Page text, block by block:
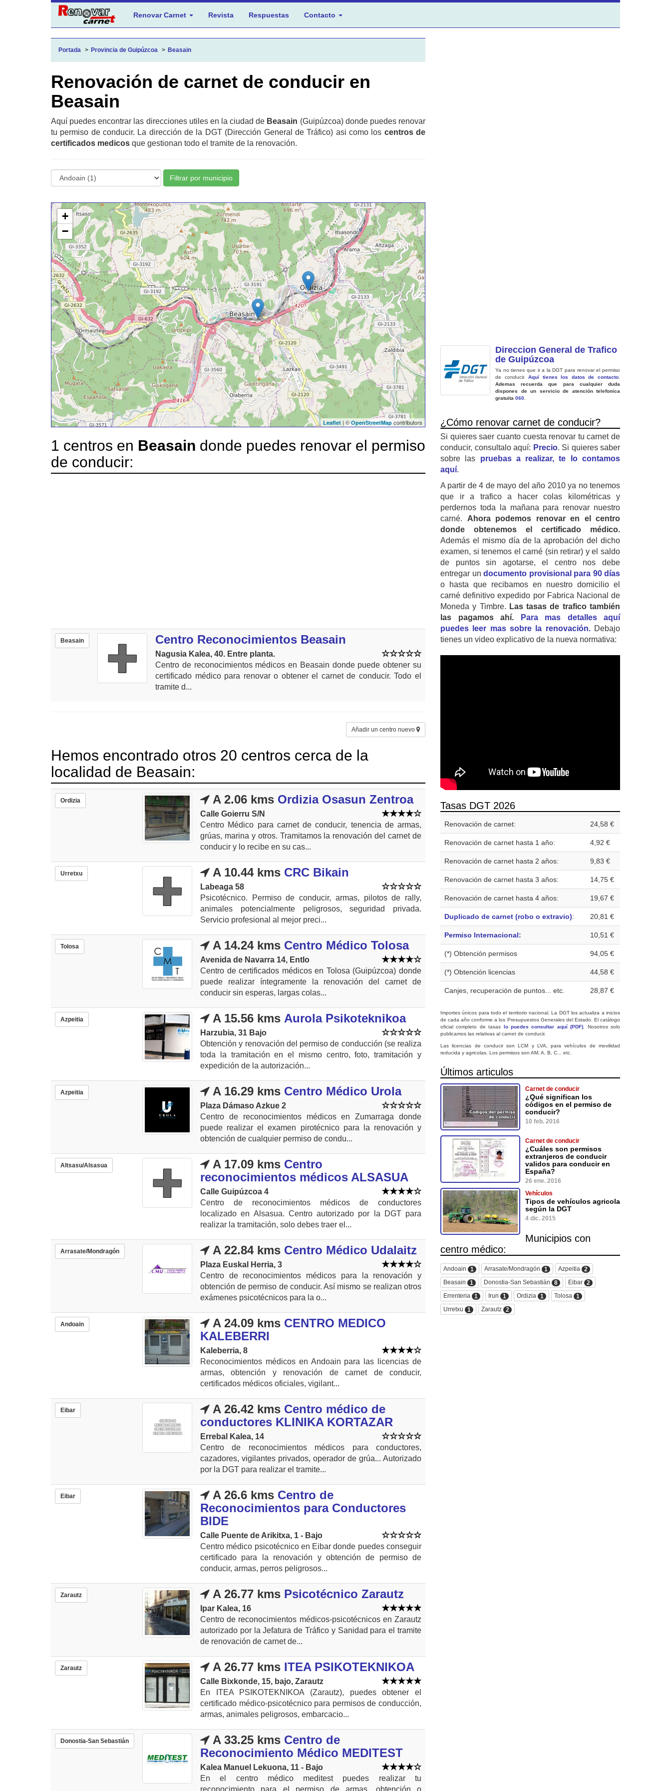
Renovar Carnet Revista Respuestas Contacto
Portada Provincia de Guipúzcoa Beasain
Renovación de carnet de conducir en
Beasain
Aquí puedes encontrar las direcciones utiles en la ciudad de Beasain (Guipúzcoa) donde puedes renovar
tu permiso de conducir. La dirección de la DGT (Dirección General de Tráfico) asi como los centros de
certificados medicos que gestionan todo el tramite de la renovación.
Filtrar por municipio
+
−
Leaflet | ©OpenStreetMap contributors
1 centros en Beasain donde puedes renovar el permiso
de conducir:
Beasain Centro Reconocimientos Beasain
Nagusia Kalea, 40. Entre planta.
Centro de reconocimientos médicos en Beasain donde puede obtener su
certificado médico para renovar o obtener el carnet de conducir. Todo el
tramite d...
Añadir un centro nuevo
Hemos encontrado otros 20 centros cerca de la
localidad de Beasain:
Ordizia A 2.06 kms Ordizia Osasun Zentroa
Calle Goierru S/N
Centro Médico para carnet de conducir, tenencia de armas,
grúas, marina y otros. Tramitamos la renovación del carnet de
conducir y lo recibe en su cas...
Urretxu A 10.44 kms CRC Bikain
Labeaga 58
Psicotécnico. Permiso de conducir, armas, pilotos de rally,
animales potencialmente peligrosos, seguridad privada.
Servicio profesional al mejor preci...
Tolosa A 14.24 kms Centro Médico Tolosa
Avenida de Navarra 14, Entlo
Centro de certificados médicos en Tolosa (Guipúzcoa) donde
puede realizar íntegramente la renovación del carnet de
conducir sin esperas, largas colas...
Azpeitia A 15.56 kms Aurola Psikoteknikoa
Harzubia, 31 Bajo
Obtención y renovación del permiso de conducción (se realiza
toda la tramitación en el mismo centro, foto, tramitación y
expedición de la autorización...
Azpeitia A 16.29 kms Centro Médico Urola
Plaza Dámaso Azkue 2
Centro de reconocimientos médicos en Zumarraga donde
puede realizar el examen pirotécnico para la renovación y
obtención de cualquier permiso de condu...
Altsasu/Alsasua A 17.09 kms Centro
reconocimientos médicos ALSASUA
Calle Guipúzcoa 4
Centro de reconocimientos médicos de conductores
localizado en Alsasua. Centro autorizado por la DGT para
realizar la tramitación, solo debes traer el...
Arrasate/Mondragón A 22.84 kms Centro Médico Udalaitz
Plaza Euskal Herria, 3
Centro de reconocimientos médicos para la renovación y
obtención de permiso de conducir. Así mismo se realizan otros
exámenes psicotécnicos para la o...
Andoain A 24.09 kms CENTRO MEDICO
KALEBERRI
Kaleberria, 8
Reconocimientos médicos en Andoain para las licencias de
armas, obtención y renovación de carnet de conducir,
certificados médicos oficiales, vigilant...
Eibar A 26.42 kms Centro médico de
conductores KLINIKA KORTAZAR
Errebal Kalea, 14
Centro de reconocimientos médicos para conductores,
cazadores, vigilantes privados, operador de grúa... Autorizado
por la DGT para realizar el tramite...
Eibar A 26.6 kms Centro de
Reconocimientos para Conductores
BIDE
Calle Puente de Arikitxa, 1 - Bajo
Centro médico psicotécnico en Eibar donde puedes conseguir
certificado para la renovación y obtención de permiso de
conducir, armas, perros peligrosos...
Zarautz A 26.77 kms Psicotécnico Zarautz
Ipar Kalea, 16
Centro de reconocimientos médicos-psicotécnicos en Zarautz
autorizado por la Jefatura de Tráfico y Sanidad para el tramite
de renovación de carnet de...
Zarautz A 26.77 kms ITEA PSIKOTEKNIKOA
Calle Bixkonde, 15, bajo, Zarautz
En ITEA PSIKOTEKNIKOA (Zarautz), puedes obtener el
certificado médico-psicotécnico para permisos de conducción,
armas, animales peligrosos, embarcacio...
Donostia-San Sebastián A 33.25 kms Centro de
Reconocimiento Médico MEDITEST
Kalea Manuel Lekuona, 11 - Bajo
En el centro médico meditest puedes realizar tu
reconocimiento para el permiso de armas, obtención o
Direccion General de Trafico
de Guipúzcoa
Ya no tienes que ir a la DGT para renovar el permiso
de conducir.Aquí tienes los datos de contacto
Ademas recuerda que para cualquier duda
dispones de un servicio de atención telefonica
gratuita 060
¿Cómo renovar carnet de conducir?
Si quieres saer cuanto cuesta renovar tu carnet de
conducir, consultalo aquí: Precio. Si quieres saber
sobre las pruebas a realizar, te lo contamos
aquí.
A partir de 4 de mayo del año 2010 ya no tenemos
que ir a trafico a hacer colas kilométricas y
perdernos toda la mañana para renovar nuestro
carné. Ahora podemos renovar en el centro
donde obtenemos el certificado médico.
Además el mismo día de la aprobación del dicho
examen, si tenemos el carné (sin retirar) y el saldo
de puntos sin agotarse, el centro nos debe
entregar un documento provisional para 90 días
o hasta que recibamos en nuestro domicilio el
carné definitivo expedido por Fabrica Nacional de
Moneda y Timbre. Las tasas de trafico también
las pagamos ahí.
Para mas detalles aquí
puedes leer mas sobre la renovación.Debajo
tienes un video explicativo de la nueva normativa:
Tasas DGT 2026
Renovación de carnet: 24,58 €
Renovación de carnet hasta 1 año: 4,92 €
Renovación de carnet hasta 2 años: 9,83 €
Renovación de carnet hasta 3 años: 14,75 €
Renovación de carnet hasta 4 años: 19,67 €
Duplicado de carnet (robo o extravio): 20,81 €
Permiso Internacional: 10,51 €
(*) Obtención permisos 94,05 €
(*) Obtención licencias 44,58 €
Canjes, recuperación de puntos... etc. 28,87 €
Importes únicos para todo el territorio nacional. La DGT los actualiza a inicios
de cada año conforme a los Presupuestos Generales del Estado. El catálogo
oficial completo de tasas lo puedes consultar aquí (PDF) . Nosotros solo
publicamos las relativas al carnet de conducir.
Las licencias de conducir son LCM y LVA, para vehículos de movilidad
reducida y agricolas. Los permisos son AM, A, B, C... etc.
Últimos articulos
Carnet de conducir
¿Qué significan los
códigos en el permiso de
conducir?
10 feb. 2016
Carnet de conducir
¿Cuáles son permisos
extranjeros de conducir
validos para conducir en
España?
26 ene. 2016
Vehículos
Tipos de vehículos agricola
según la DGT
4 dic. 2015
Municipios con
centro médico:
Andoain 1 Arrasate/Mondragón 1 Azpeitia
2
Beasain
1 Donostia-San Sebastián 8 Eibar 2
Errenteria
1 Irun 1 Ordizia 1 Tolosa
1
Urretxu
1 Zarautz 2